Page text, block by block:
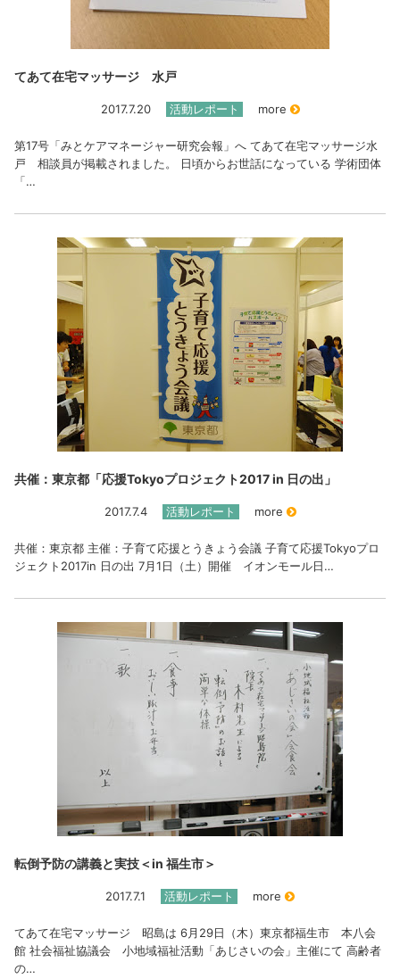
てあて在宅マッサージ 水戸
2017.7.20 活動レポート more
第17号「みとケアマネージャー研究会報」へ てあて在宅マッサージ水
戸 相談員が掲載されました。 日頃からお世話になっている 学術団体
「…
共催：東京都「応援Tokyoプロジェクト2017 in 日の出」
2017.7.4 活動レポート more
共催：東京都 主催：子育て応援とうきょう会議 子育て応援Tokyoプロ
ジェクト2017in 日の出 7月1日（土）開催 イオンモール日…
転倒予防の講義と実技＜in 福生市＞
2017.7.1 活動レポート more
てあて在宅マッサージ 昭島は 6月29日（木）東京都福生市 本八会
館 社会福祉協議会 小地域福祉活動「あじさいの会」主催にて 高齢者
の…